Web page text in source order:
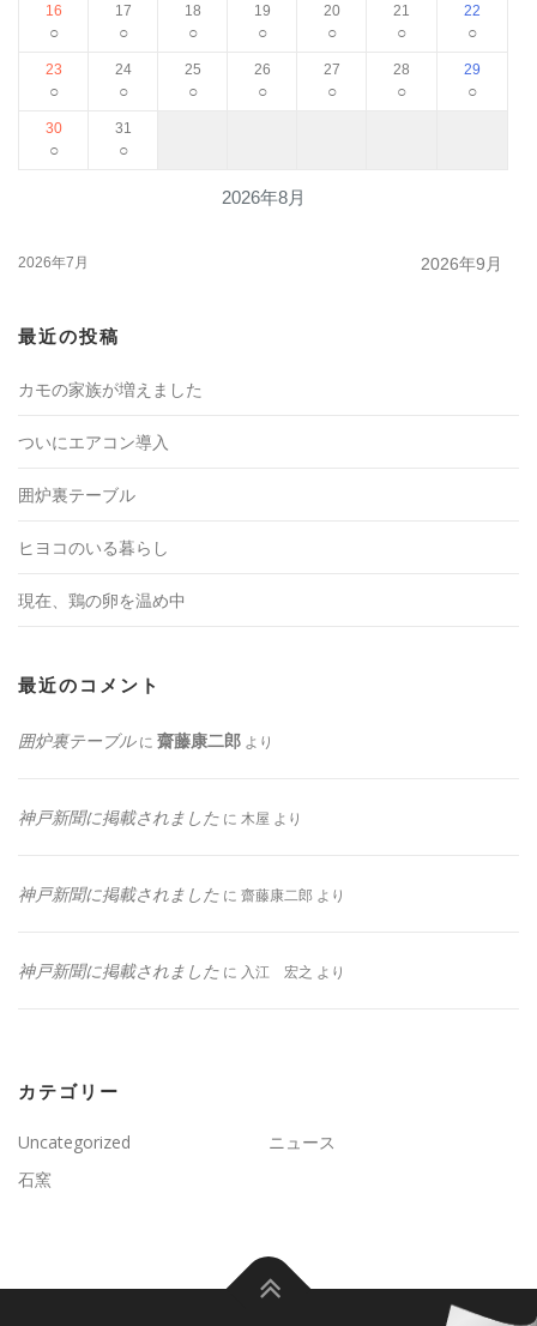
2026年8月
16
○
17
○
18
○
19
○
20
○
21
○
22
○
23
○
24
○
25
○
26
○
27
○
28
○
29
○
30
○
31
○
2026年7月 2026年9月
最近の投稿
カモの家族が増えました
ついにエアコン導入
囲炉裏テーブル
ヒヨコのいる暮らし
現在、鶏の卵を温め中
最近のコメント
囲炉裏テーブルに 齋藤康二郎 より
神戸新聞に掲載されました に 木屋 より
神戸新聞に掲載されました に 齋藤康二郎 より
神戸新聞に掲載されました に 入江 宏之 より
カテゴリー
Uncategorized
ニュース
石窯